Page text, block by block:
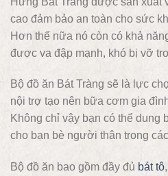
cao đảm bảo an toàn cho sức
Hơn thế nữa nó còn có khả
được va đập mạnh, khó bị vỡ
Bộ đồ ăn Bát Tràng sẽ là lực
nội trợ tạo nên bữa cơm gia
Không chỉ vậy bạn có thể dung
cho bạn bè người thân trong
Bộ đồ ăn bao gồm đầy đủ bát tô,